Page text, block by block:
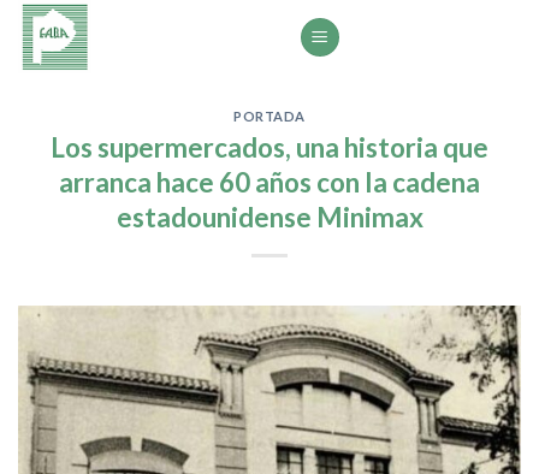
Saltar
contenido
PORTADA
Los supermercados, una historia que
arranca hace 60 años con la cadena
estadounidense Minimax